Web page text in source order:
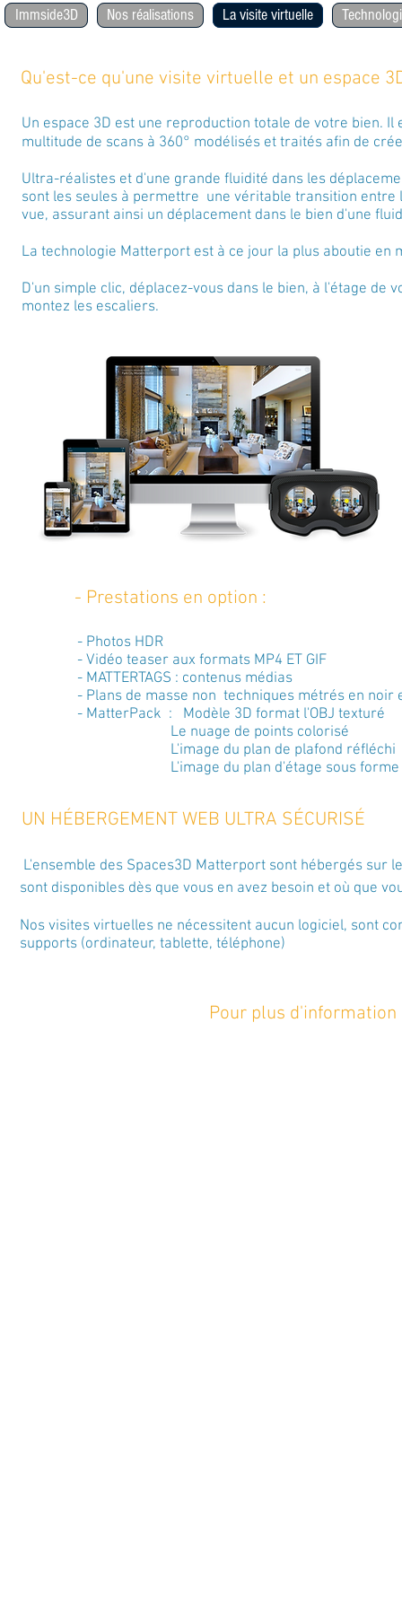
Immside3D Nos réalisations La visite virtuelle
Qu'est-ce qu'une visite virtuelle et un espace 3D
Un espace 3D est une reproduction totale de votre bien.
multitude de scans à 360° modélisés et traités afin de
Ultra-réalistes et d'une grande fluidité dans les
sont les seules à permettre une véritable transition entre
vue, assurant ainsi un déplacement dans le bien d'une
La technologie Matterport est à ce jour la plus aboutie en
D'un simple clic, déplacez-vous dans le bien, à l'étage de
montez les escaliers.
- Prestations en option :
- Photos HDR
- Vidéo teaser aux formats MP4 ET GIF
- MATTERTAGS : contenus médias
- Plans de masse non techniques métrés en noir
- MatterPack : Modèle 3D format l'OBJ texturé
Le nuage de points colorisé
L'image du plan de plafond réfléchi
L'image du plan d'étage sous forme
UN HÉBERGEMENT WEB ULTRA SÉCURISÉ
L'ensemble des Spaces3D Matterport sont hébergés sur
sont disponibles dès que vous en avez besoin et où que
Nos visites virtuelles ne nécessitent aucun logiciel, sont
supports (ordinateur, tablette, téléphone)
Pour plus